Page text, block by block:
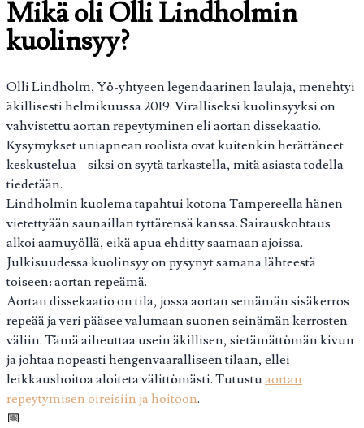
Mikä oli Olli Lindholmin
kuolinsyy?
Olli Lindholm, Yö-yhtyeen legendaarinen laulaja, menehtyi
äkillisesti helmikuussa 2019. Viralliseksi kuolinsyyksi on
vahvistettu aortan repeytyminen eli aortan dissekaatio.
Kysymykset uniapnean roolista ovat kuitenkin herättäneet
keskustelua – siksi on syytä tarkastella, mitä asiasta todella
tiedetään.
Lindholmin kuolema tapahtui kotona Tampereella hänen
vietettyään saunaillan tyttärensä kanssa. Sairauskohtaus
alkoi aamuyöllä, eikä apua ehditty saamaan ajoissa.
Julkisuudessa kuolinsyy on pysynyt samana lähteestä
toiseen: aortan repeämä.
Aortan dissekaatio on tila, jossa aortan seinämän sisäkerros
repeää ja veri pääsee valumaan suonen seinämän kerrosten
väliin. Tämä aiheuttaa usein äkillisen, sietämättömän kivun
ja johtaa nopeasti hengenvaaralliseen tilaan, ellei
leikkaushoitoa aloiteta välittömästi. Tutustuaortan
repeytymisen oireisiin ja hoitoon.
📅